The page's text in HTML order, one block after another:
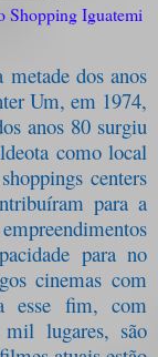
Shopping Iguatemi
dos anos
Um, em 1974,
anos 80 surgiu
como local
centers
para a
para no
cinemas com
esse fim, com
mil lugares, são